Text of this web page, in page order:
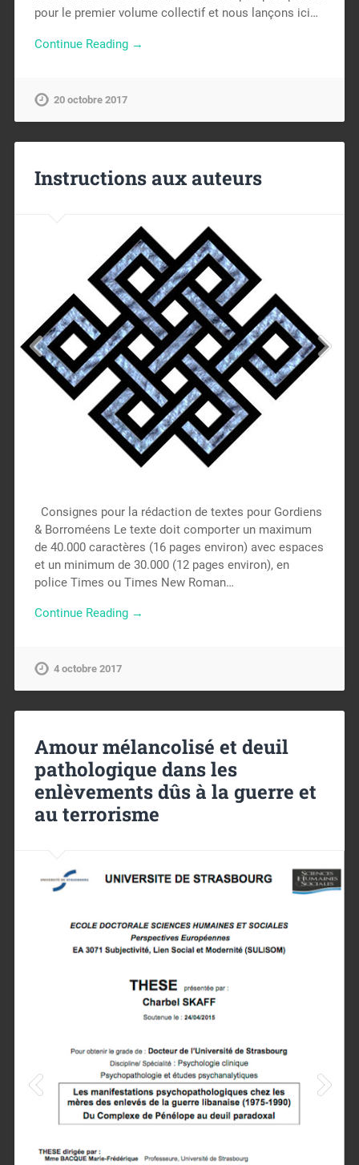
pour le premier volume collectif et nous lançons ici…
Continue Reading →
20 octobre 2017
Instructions aux auteurs
Consignes pour la rédaction de textes pour Gordiens
& Borroméens Le texte doit comporter un maximum
de 40.000 caractères (16 pages environ) avec espaces
et un minimum de 30.000 (12 pages environ), en
police Times ou Times New Roman…
Continue Reading →
4 octobre 2017
Amour mélancolisé et deuil
pathologique dans les
enlèvements dûs à la guerre et
au terrorisme